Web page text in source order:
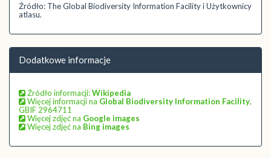
Źródło: The Global Biodiversity Information Facility i Użytkownicy
atlasu.
Dodatkowe informacje
Źródło informacji:Wikipedia
Więcej informacji na Global Biodiversity Information Facility,
GBIF 2964711
Więcej zdjęć na Google images
Więcej zdjęć na Bing images